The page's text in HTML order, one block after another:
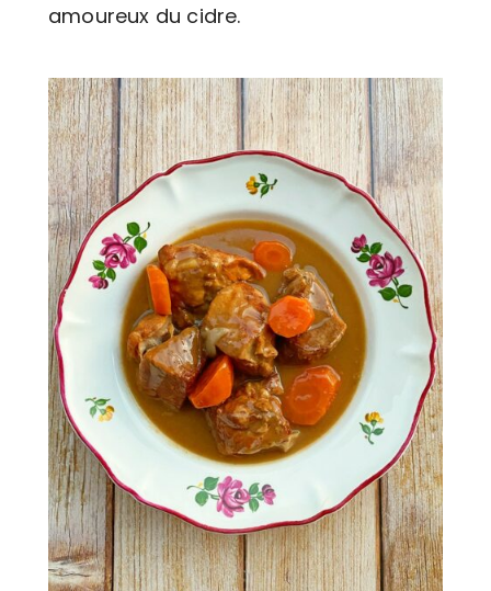
amoureux du cidre.